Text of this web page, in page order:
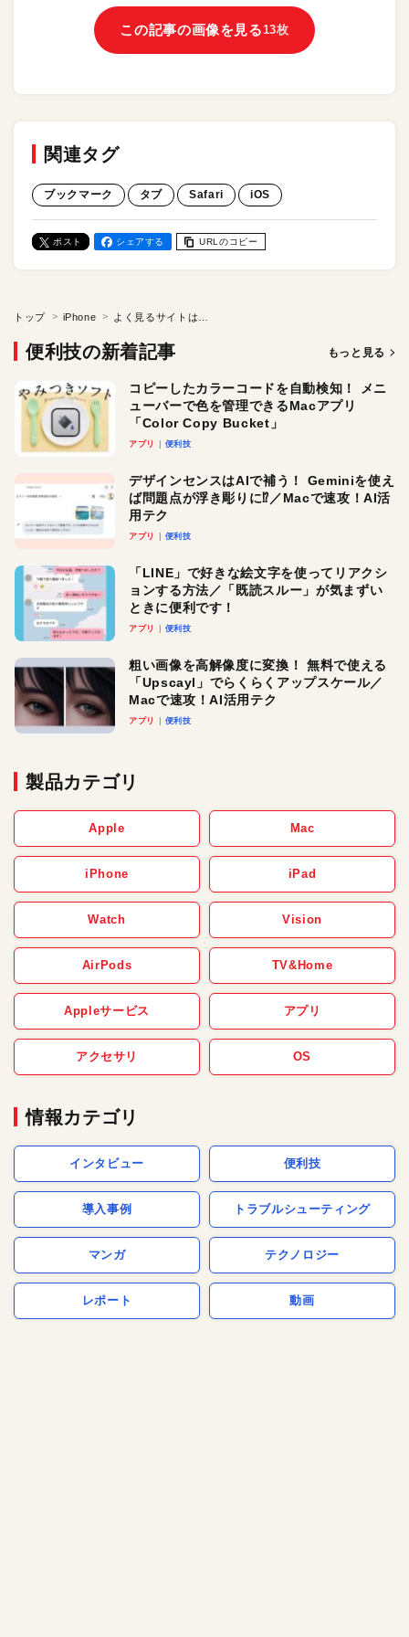
この記事の画像を見る13枚
関連タグ
ブックマーク タブ Safari iOS
ポスト シェアする URLのコピー
トップ iPhone
便利技の新着記事 もっと見る
コピーしたカラーコードを自動検知！ メニ
ューバーで色を管理できるMacアプリ
「Color Copy Bucket」
アプリ 便利技
デザインセンスはAIで補う！ Geminiを使え
ば問題点が浮き彫りに⁉︎／Macで速攻！AI活
用テク
アプリ 便利技
「LINE」で好きな絵文字を使ってリアクシ
ョンする方法／「既読スルー」が気まずい
ときに便利です！
アプリ 便利技
粗い画像を高解像度に変換！ 無料で使える
「Upscayl」でらくらくアップスケール／
Macで速攻！AI活用テク
アプリ 便利技
製品カテゴリ
Apple Mac
iPhone iPad
Watch Vision
AirPods TV&Home
Appleサービス アプリ
アクセサリ OS
情報カテゴリ
インタビュー 便利技
導入事例 トラブルシューティング
マンガ テクノロジー
レポート 動画